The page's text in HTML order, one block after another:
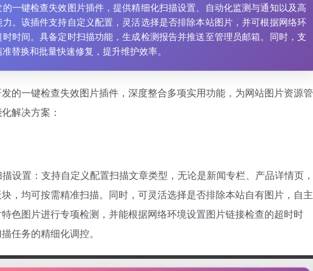
一键检查失效图片插件，提供精细化扫描设置、自动化监测与通知以及高
。该插件支持自定义配置，灵活选择是否排除本站图片，并可根据网络环
时间。具备定时扫描功能，生成检测报告并推送至管理员邮箱。同时，支
替换和批量快速修复，提升维护效率。
的一键检查失效图片插件，深度整合多项实用功能，为网站图片资源管
解决方案：
设置：支持自定义配置扫描文章类型，无论是新闻专栏、产品详情页，
，均可按需精准扫描。同时，可灵活选择是否排除本站自有图片，自主
色图片进行专项检测，并能根据网络环境设置图片链接检查的超时时
任务的精细化调控。